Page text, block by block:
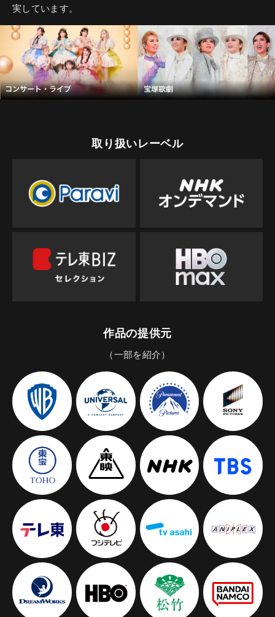
実しています。
取り扱いレーベル
作品の提供元
（一部を紹介）